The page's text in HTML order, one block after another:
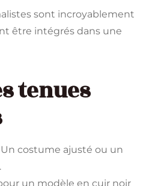
sont incroyablement
être intégrés dans une
tenues
Un costume ajusté ou un
un modèle en cuir noir